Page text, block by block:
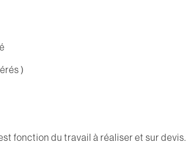
)
fonction du travail à réaliser et sur devis.